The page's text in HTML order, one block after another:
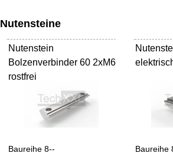
Nutensteine
Nutenstein
Bolzenverbinder 60 2xM6
rostfrei
Baureihe 8--
Baureihe